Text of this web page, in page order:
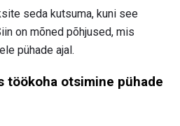
seda kutsuma, kuni see
on mõned põhjused, mis
pühade ajal.
töökoha otsimine pühade